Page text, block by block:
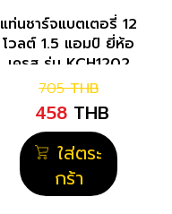
แท่นชาร์จแบตเตอรี่ 12
โวลต์ 1.5 แอมป์ ยี่ห้อ
เครส รุ่น KCH1202
705 THB
458 THB
ใส่ตระ
กร้า